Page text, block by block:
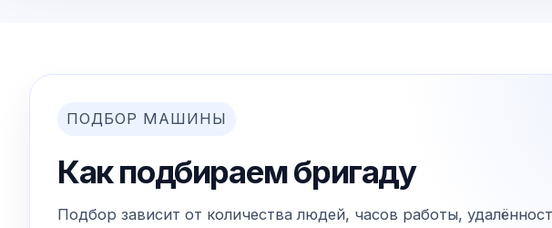
ПОДБОР МАШИНЫ
Как подбираем бригаду
Подбор зависит от количества людей, часов работы,